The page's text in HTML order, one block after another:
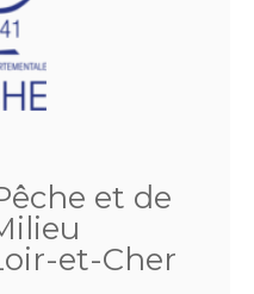
et de
et-Cher